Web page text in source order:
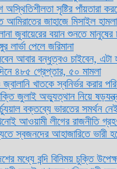
সৃষ্টির পাঁয়তারা
আমিরাতের জাহাজে মিসাইল হামলা
জুবায়েরের বয়ান শুনতে মানুষের
লার্ভা পেলে জরিমানা
আবার বন্ধুত্বও চাইবেন, এটা
৪৮৫ গ্রেপ্তার, ৫০ মামলা
জ্বালানি খাতকে স্বনির্ভর করার
জুলাই অভ্যুত্থান নিয়ে
বক্তব্যে ভারতের সমর্থন
আওয়ামী লীগের রাজনীতি
স্বজনদের আহাজারিতে ভারী
মধ্যে বন্দি বিনিময় চুক্তি